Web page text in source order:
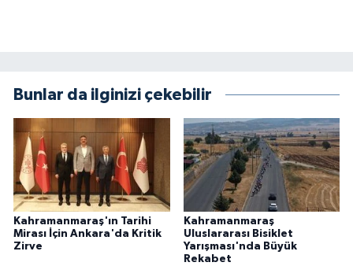
Bunlar da ilginizi çekebilir
Kahramanmaraş'ın Tarihi
Mirası İçin Ankara'da Kritik
Zirve
Kahramanmaraş
Uluslararası Bisiklet
Yarışması'nda Büyük
Rekabet
HEDEF2020
OTOMOBİL
MİZAH